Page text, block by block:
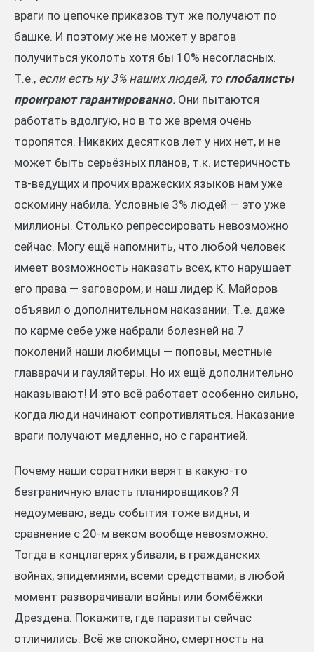
враги по цепочке приказов тут же получают по
башке. И поэтому же не может у врагов
получиться уколоть хотя бы 10% несогласных.
Т.е., если есть ну 3% наших людей, то глобалисты
проиграют гарантированно. Они пытаются
работать вдолгую, но в то же время очень
торопятся. Никаких десятков лет у них нет, и не
может быть серьёзных планов, т.к. истеричность
тв-ведущих и прочих вражеских языков нам уже
оскомину набила. Условные 3% людей — это уже
миллионы. Столько репрессировать невозможно
сейчас. Могу ещё напомнить, что любой человек
имеет возможность наказать всех, кто нарушает
его права — заговором, и наш лидер К. Майоров
объявил о дополнительном наказании. Т.е. даже
по карме себе уже набрали болезней на 7
поколений наши любимцы — поповы, местные
главврачи и гауляйтеры. Но их ещё дополнительно
наказывают! И это всё работает особенно сильно,
когда люди начинают сопротивляться. Наказание
враги получают медленно, но с гарантией.
Почему наши соратники верят в какую-то
безграничную власть планировщиков? Я
недоумеваю, ведь события тоже видны, и
сравнение с 20-м веком вообще невозможно.
Тогда в концлагерях убивали, в гражданских
войнах, эпидемиями, всеми средствами, в любой
момент разворачивали войны или бомбёжки
Дрездена. Покажите, где паразиты сейчас
отличились. Всё же спокойно, смертность на